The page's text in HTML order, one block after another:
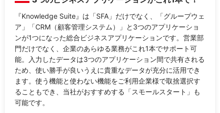
『Knowledge Suite』は「SFA」だけでなく、「グループウェ
ア」「CRM（顧客管理システム）」と3つのアプリケーショ
ンが1つになった総合ビジネスアプリケーションです。営業部
門だけでなく、企業のあらゆる業務がこれ1本でサポート可
能。入力したデータは3つのアプリケーション間で共有される
ため、使い勝手が良いうえに貴重なデータが充分に活用でき
ます。使う機能と使わない機能をご利用企業様で取捨選択す
ることもでき、当社がおすすめする「スモールスタート」も
可能です。